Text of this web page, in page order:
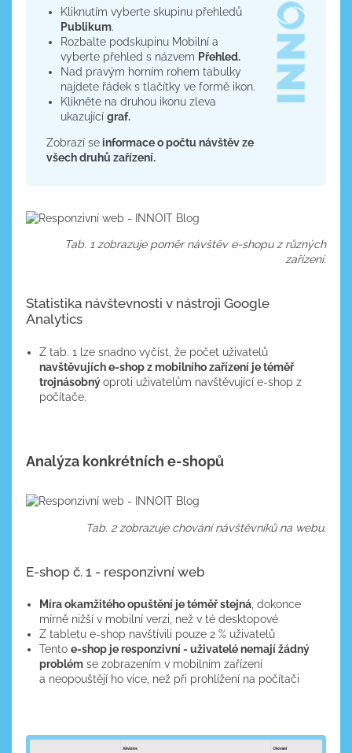
Kliknutím vyberte skupinu přehledů
Publikum.
Rozbalte podskupinu Mobilní a
vyberte přehled s názvem Přehled.
Nad pravým horním rohem tabulky
najdete řádek s tlačítky ve formě ikon.
Klikněte na druhou ikonu zleva
ukazující graf.
Zobrazí seinformace o počtu návštěv ze
všech druhů zařízení.
Tab. 1 zobrazuje poměr návštěv e-shopu z různých
zařízení.
Statistika návštevnosti v nástroji Google
Analytics
Z tab. 1 lze snadno vyčíst, že počet uživatelů
navštěvujích e-shop z mobilního zařízení je téměř
trojnásobnýoproti uživatelům navštěvující e-shop z
počítače.
Analýza konkrétních e-shopů
Tab. 2 zobrazuje chování návštěvníků na webu.
E-shop č. 1 - responzivní web
Míra okamžitého opuštění je téměř stejná , dokonce
mírně nižší v mobilní verzi, než v té desktopové
Z tabletu e-shop navštívili pouze 2 % uživatelů
Tentoe-shop je responzivní - uživatelé nemají žádný
problém se zobrazením v mobilním zařízení
a neopouštějí ho více, než při prohlížení na počítači